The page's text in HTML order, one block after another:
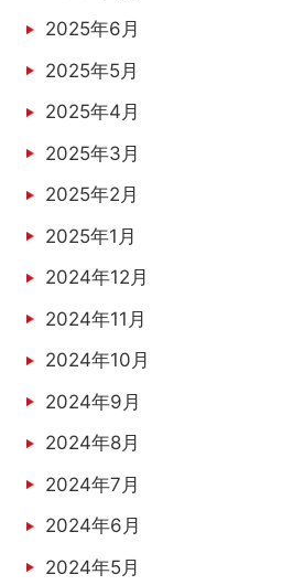
2025年6月
2025年5月
2025年4月
2025年3月
2025年2月
2025年1月
2024年12月
2024年11月
2024年10月
2024年9月
2024年8月
2024年7月
2024年6月
2024年5月